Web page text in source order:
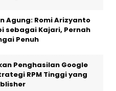
Agung: Romi Arizyanto
sebagai Kajari, Pernah
Penuh
Penghasilan Google
RPM Tinggi yang